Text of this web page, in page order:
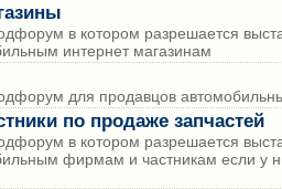
в котором разрешается
интернет магазинам
для продавцов
по продаже запчастей
в котором разрешается
фирмам и частникам если у